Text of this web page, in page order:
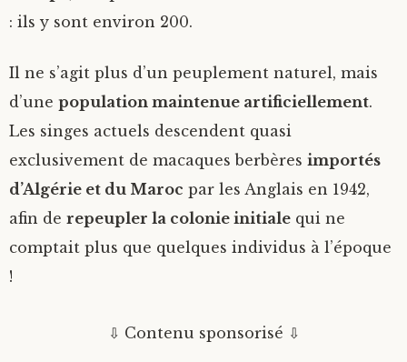
: ils y sont environ 200.
Il ne s’agit plus d’un peuplement naturel, mais
d’une population maintenue artificiellement.
Les singes actuels descendent quasi
exclusivement de macaques berbères importés
d’Algérie et du Maroc par les Anglais en 1942,
afin de repeupler la colonie initiale qui ne
comptait plus que quelques individus à l’époque
!
⇩ Contenu sponsorisé ⇩